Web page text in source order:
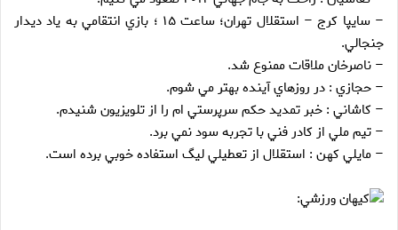
– سايپا کرج – استقلال تهران؛ ساعت ۱۵ ؛ بازي انتقامي به ياد ديدار
جنجالي.
– ناصرخان ملاقات ممنوع شد.
– حجازي : در روزهاي آينده بهتر مي شوم.
– کاشاني : خبر تمديد حکم سرپرستي ام را از تلويزيون شنيدم.
– تيم ملي از کادر فني با تجربه سود نمي برد.
– مايلي کهن : استقلال از تعطيلي ليگ استفاده خوبي برده است.
کيهان ورزشي: